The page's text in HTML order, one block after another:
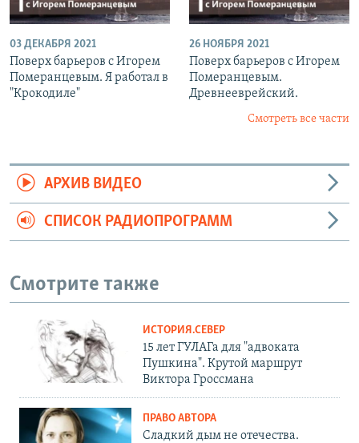
03 ДЕКАБРЯ 2021
Поверх барьеров с Игорем
Померанцевым. Я работал в
"Крокодиле"
26 НОЯБРЯ 2021
Поверх барьеров с Игорем
Померанцевым.
Древнееврейский.
Смотреть все части
АРХИВ ВИДЕО
СПИСОК РАДИОПРОГРАММ
Смотрите также
ИСТОРИЯ.СЕВЕР
15 лет ГУЛАГа для "адвоката
Пушкина". Крутой маршрут
Виктора Гроссмана
ПРАВО АВТОРА
Сладкий дым не отечества.